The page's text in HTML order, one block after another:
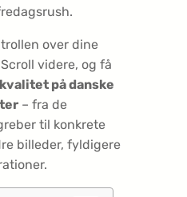
over dine
videre, og få
på danske
– fra de
til konkrete
billeder, fyldigere